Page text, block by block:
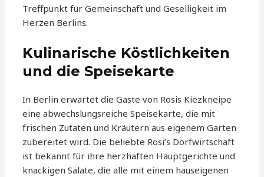
Treffpunkt für Gemeinschaft und Geselligkeit im
Herzen Berlins.
Kulinarische Köstlichkeiten
und die Speisekarte
In Berlin erwartet die Gäste von Rosis Kiezkneipe
eine abwechslungsreiche Speisekarte, die mit
frischen Zutaten und Kräutern aus eigenem Garten
zubereitet wird. Die beliebte Rosi’s Dorfwirtschaft
ist bekannt für ihre herzhaften Hauptgerichte und
knackigen Salate, die alle mit einem hauseigenen